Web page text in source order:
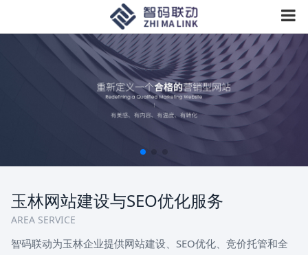
玉林网站建设与SEO优化服务
AREA SERVICE
智码联动为玉林企业提供网站建设、SEO优化、竞价托管和全